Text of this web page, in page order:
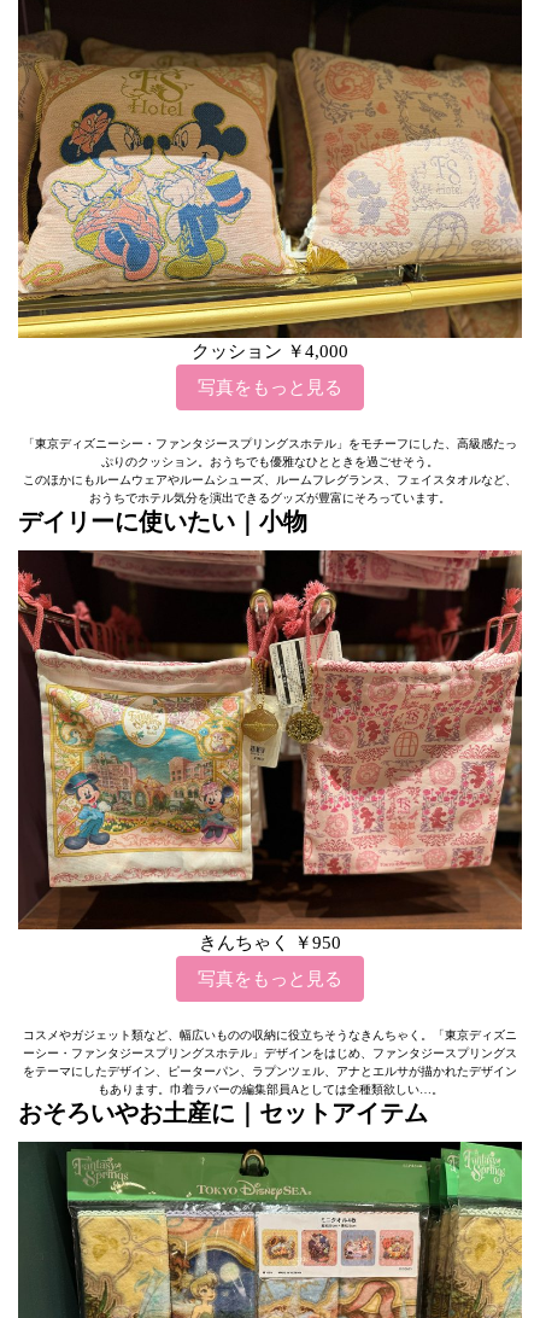
クッション ￥4,000
写真をもっと見る
「東京ディズニーシー・ファンタジースプリングスホテル」をモチーフにした、高級感たっ
ぷりのクッション。おうちでも優雅なひとときを過ごせそう。
このほかにもルームウェアやルームシューズ、ルームフレグランス、フェイスタオルなど、
おうちでホテル気分を演出できるグッズが豊富にそろっています。
デイリーに使いたい｜小物
きんちゃく ￥950
写真をもっと見る
コスメやガジェット類など、幅広いものの収納に役立ちそうなきんちゃく。「東京ディズニ
ーシー・ファンタジースプリングスホテル」デザインをはじめ、ファンタジースプリングス
をテーマにしたデザイン、ピーターパン、ラプンツェル、アナとエルサが描かれたデザイン
もあります。巾着ラバーの編集部員Aとしては全種類欲しい…。
おそろいやお土産に｜セットアイテム